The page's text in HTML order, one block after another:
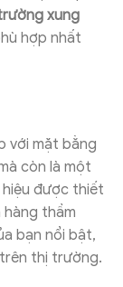
xung
hợp nhất
với mặt bằng
còn là một
được thiết
hàng thầm
bạn nổi bật,
thị trường.